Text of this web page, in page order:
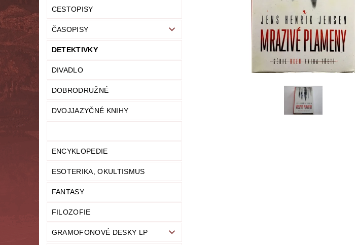
LITERATURA FAKTU
LITERATURA NAUČNÁ LITERATURA TECHNICKÁ LITERATURA VÁLEČNÁ
MODELY, VYSTŘIHOVÁNKY PEXESA
UČEBNICE ZÁHADY
CESTOPISY
ČASOPISY
DETEKTIVKY
DIVADLO
DOBRODRUŽNÉ
DVOJJAZYČNÉ KNIHY
ENCYKLOPEDIE
ESOTERIKA, OKULTISMUS
FANTASY
FILOZOFIE
GRAMOFONOVÉ DESKY LP